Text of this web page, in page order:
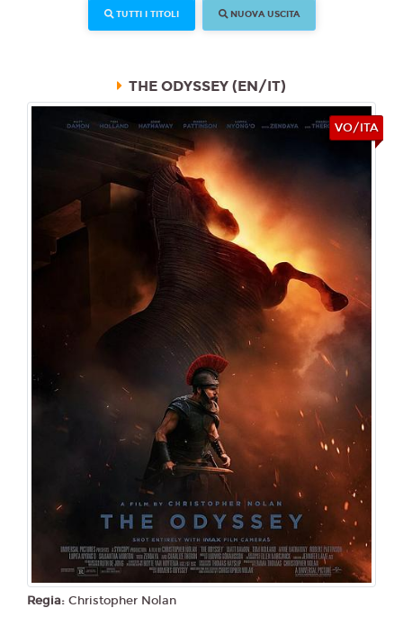
TUTTI I TITOLI NUOVA USCITA
THE ODYSSEY (EN/IT)
VO/ITA
Regia: Christopher Nolan